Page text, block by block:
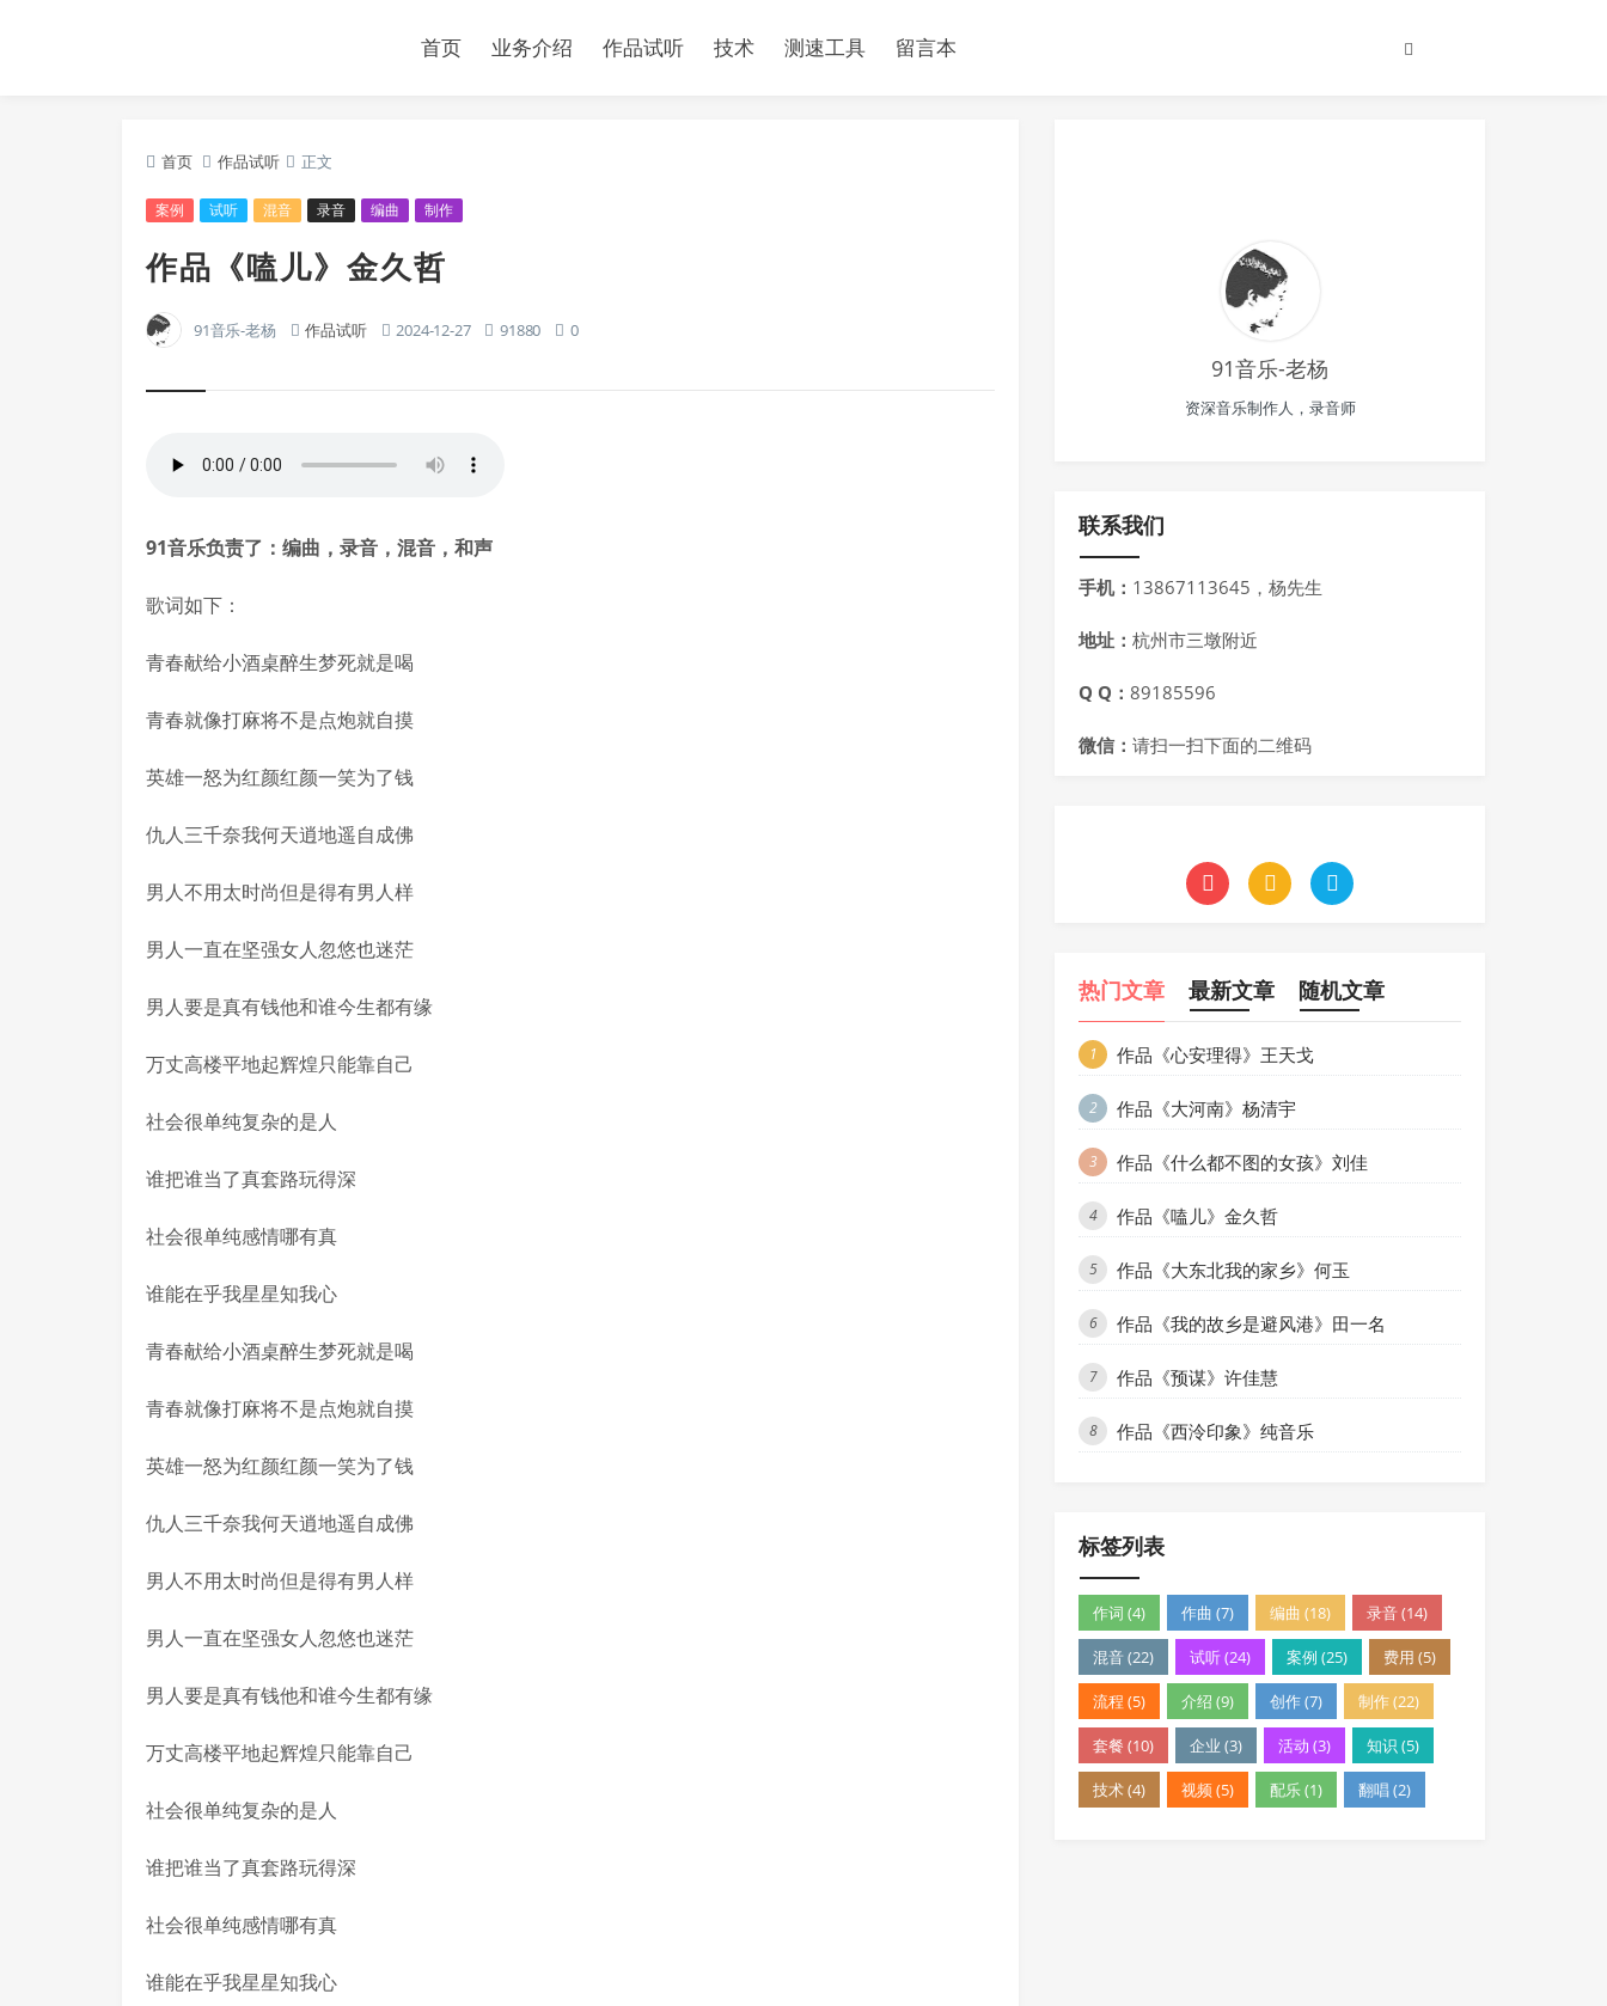
首页 业务介绍 作品试听 技术 测速工具 留言本
首页 作品试听 正文
案例 试听 混音 录音 编曲 制作
作品《嗑儿》金久哲
91音乐-老杨 作品试听 2024-12-27 91880 0
91音乐负责了：编曲，录音，混音，和声
歌词如下：
青春献给小酒桌醉生梦死就是喝
青春就像打麻将不是点炮就自摸
英雄一怒为红颜红颜一笑为了钱
仇人三千奈我何天逍地遥自成佛
男人不用太时尚但是得有男人样
男人一直在坚强女人忽悠也迷茫
男人要是真有钱他和谁今生都有缘
万丈高楼平地起辉煌只能靠自己
社会很单纯复杂的是人
谁把谁当了真套路玩得深
社会很单纯感情哪有真
谁能在乎我星星知我心
青春献给小酒桌醉生梦死就是喝
青春就像打麻将不是点炮就自摸
英雄一怒为红颜红颜一笑为了钱
仇人三千奈我何天逍地遥自成佛
男人不用太时尚但是得有男人样
男人一直在坚强女人忽悠也迷茫
男人要是真有钱他和谁今生都有缘
万丈高楼平地起辉煌只能靠自己
社会很单纯复杂的是人
谁把谁当了真套路玩得深
社会很单纯感情哪有真
谁能在乎我星星知我心
91音乐-老杨
资深音乐制作人，录音师
联系我们
手机： 13867113645，杨先生
地址： 杭州市三墩附近
Q Q： 89185596
微信： 请扫一扫下面的二维码
热门文章 最新文章 随机文章
1 作品《心安理得》王天戈
2 作品《大河南》杨清宇
3 作品《什么都不图的女孩》刘佳
4 作品《嗑儿》金久哲
5 作品《大东北我的家乡》何玉
6 作品《我的故乡是避风港》田一名
7 作品《预谋》许佳慧
8 作品《西泠印象》纯音乐
标签列表
作词 (4) 作曲 (7) 编曲 (18) 录音 (14)
混音 (22) 试听 (24) 案例 (25) 费用 (5)
流程 (5) 介绍 (9) 创作 (7) 制作 (22)
套餐 (10) 企业 (3) 活动 (3) 知识 (5)
技术 (4) 视频 (5) 配乐 (1) 翻唱 (2)